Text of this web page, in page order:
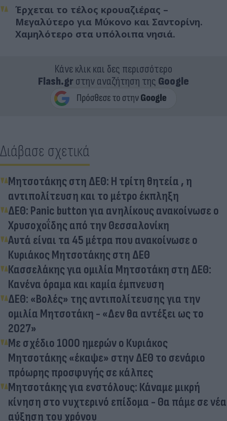
Έρχεται το τέλος κρουαζιέρας –
Μεγαλύτερο για Μύκονο και Σαντορίνη.
Χαμηλότερο στα υπόλοιπα νησιά.
Κάνε κλικ και δες περισσότερο
Flash.grστην αναζήτηση της Google
Διάβασε σχετικά
Μητσοτάκης στη ΔΕΘ: Η τρίτη θητεία , η
αντιπολίτευση και το μέτρο έκπληξη
ΔΕΘ: Panic button για ανηλίκους ανακοίνωσε ο
Χρυσοχοΐδης από την Θεσσαλονίκη
Αυτά είναι τα 45 μέτρα που ανακοίνωσε ο
Κυριάκος Μητσοτάκης στη ΔΕΘ
Κασσελάκης για ομιλία Μητσοτάκη στη ΔΕΘ:
Κανένα όραμα και καμία έμπνευση
ΔΕΘ: «Βολές» της αντιπολίτευσης για την
ομιλία Μητσοτάκη - «Δεν θα αντέξει ως το
2027»
Με σχέδιο 1000 ημερών ο Κυριάκος
Μητσοτάκης «έκαψε» στην ΔΕΘ το σενάριο
πρόωρης προσφυγής σε κάλπες
Μητσοτάκης για ενστόλους: Κάναμε μικρή
κίνηση στο νυχτερινό επίδομα - Θα πάμε σε νέα
αύξηση του χρόνου